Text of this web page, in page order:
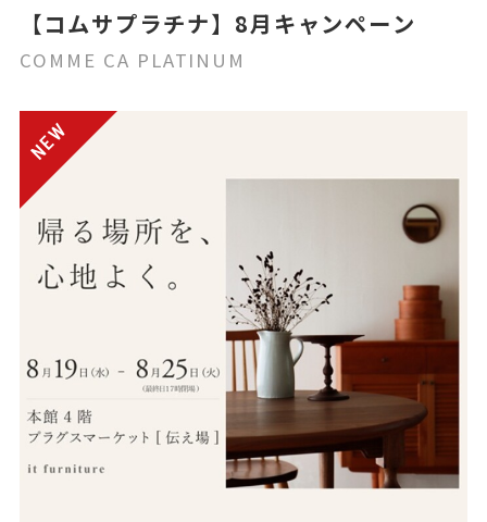
【コムサプラチナ】8月キャンペーン
COMME CA PLATINUM